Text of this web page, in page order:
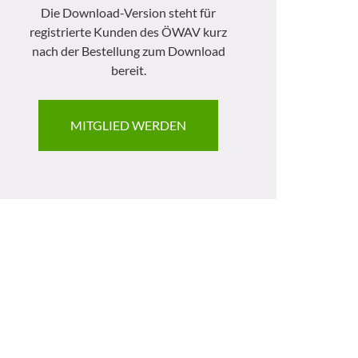
Die Download-Version steht für
registrierte Kunden des ÖWAV kurz
nach der Bestellung zum Download
bereit.
MITGLIED WERDEN